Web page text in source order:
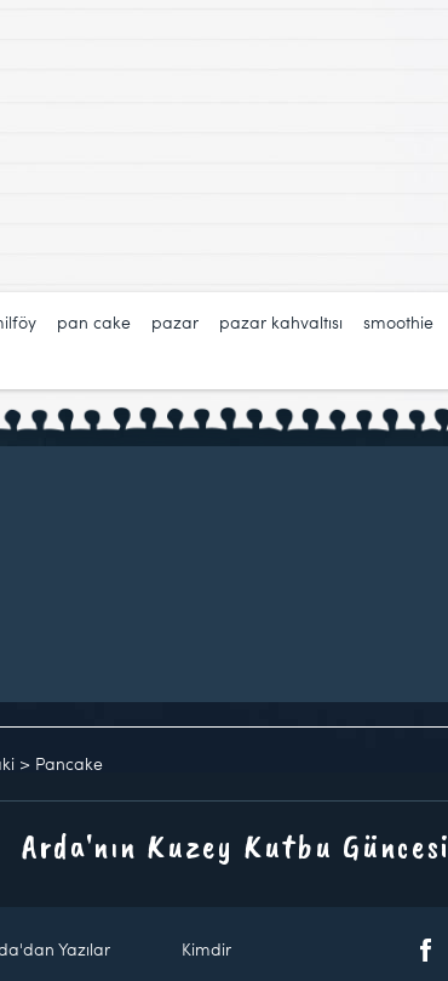
pan cake pazar pazar kahvaltısı smoothie
> Pancake
Arda'nın Kuzey Kutbu Güncesi
Yazılar Kimdir